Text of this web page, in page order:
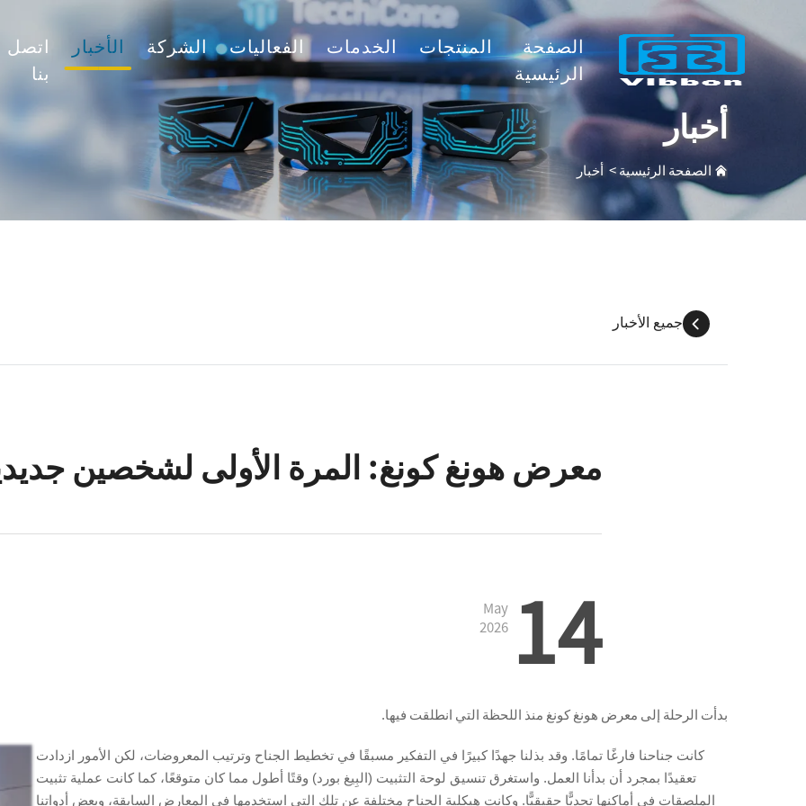
الصفحة
الرئيسية
المنتجات الخدمات الفعاليات الشركة الأخبار
اتصل
بنا
أخبار
الصفحة الرئيسية> أخبار
جميع الأخبار
معرض هونغ كونغ: المرة الأولى لشخصين
14
May
2026
بدأت الرحلة إلى معرض هونغ كونغ منذ اللحظة التي انطلقت فيها.
كانت جناحنا فارغًا تمامًا. وقد بذلنا جهدًا كبيرًا في التفكير مسبقًا في تخطيط الجناح وترتيب المعروضات، لكن الأمور ازدادت
تعقيدًا بمجرد أن بدأنا العمل. واستغرق تنسيق لوحة التثبيت (البِيغ بورد) وقتًا أطول مما كان متوقعًا، كما كانت عملية تثبيت
الملصقات في أماكنها تحديًّا حقيقيًّا. وكانت هيكلية الجناح مختلفة عن تلك التي استخدمها في المعارض السابقة، وبعض أدواتنا